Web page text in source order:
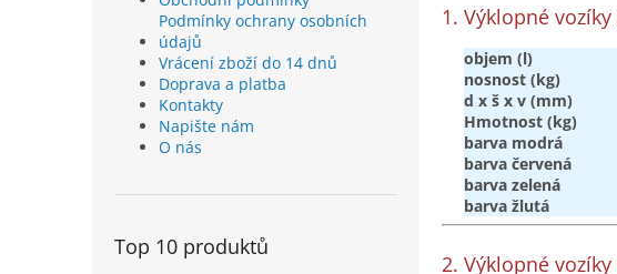
Podmínky ochrany osobních
údajů
Vrácení zboží do 14 dnů
Doprava a platba
Kontakty
Napište nám
O nás
Top 10 produktů
1. Výklopné vozíky
objem (l)
nosnost (kg)
d x š x v (mm)
Hmotnost (kg)
barva modrá
barva červená
barva zelená
barva žlutá
2. Výklopné vozíky